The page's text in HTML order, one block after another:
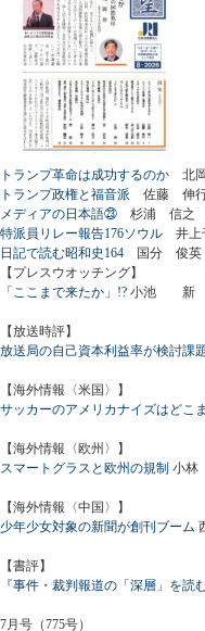
トランプ革命は成功するのか 北
トランプ政権と福音派 佐藤 伸
メディアの日本語㉓ 杉浦 信之
特派員リレー報告176ソウル 井上
日記で読む昭和史164 国分 俊英
【プレスウオッチング】
「ここまで来たか」!? 小池 新
【放送時評】
放送局の自己資本利益率が検討課
【海外情報〈米国〉】
サッカーのアメリカナイズはどこ
【海外情報〈欧州〉】
スマートグラスと欧州の規制 小
【海外情報〈中国〉】
少年少女対象の新聞が創刊ブーム
【書評】
『事件・裁判報道の「深層」を読
7月号（775号）